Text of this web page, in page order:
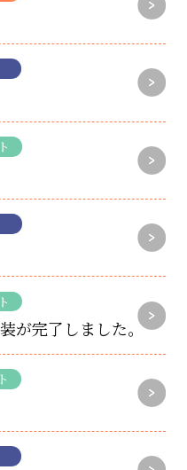
が完了しました。